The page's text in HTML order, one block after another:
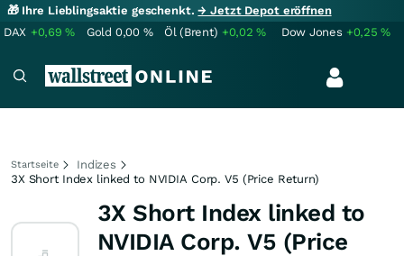
🎁 Ihre Lieblingsaktie geschenkt.→ Jetzt Depot eröffnen
DAX +0,69% Gold 0,00 % Öl (Brent) +0,02% Dow Jones +0,25%
Startseite
Indizes
3X Short Index linked to NVIDIA Corp. V5 (Price Return)
3X Short Index linked to
NVIDIA Corp. V5 (Price